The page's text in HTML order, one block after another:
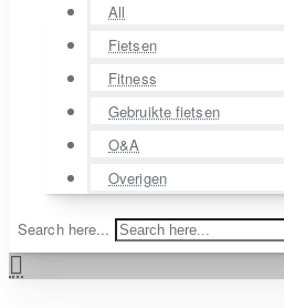
All
Fietsen
Fitness
Gebruikte fietsen
O&A
Overigen
Search here...